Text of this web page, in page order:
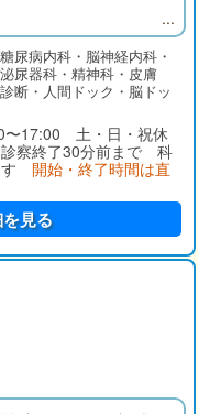
尿病内科・脳神経内科・
尿器科・精神科・皮膚
断・人間ドック・脳ドッ
〜17:00 土・日・祝休
察終了30分前まで 科
す 開始・終了時間は直
見る